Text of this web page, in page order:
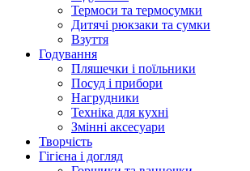
Термоси та термосумки
Дитячі рюкзаки та сумки
Взуття
Годування
Пляшечки і поїльники
Посуд і прибори
Нагрудники
Техніка для кухні
Змінні аксесуари
Творчість
Гігієна і догляд